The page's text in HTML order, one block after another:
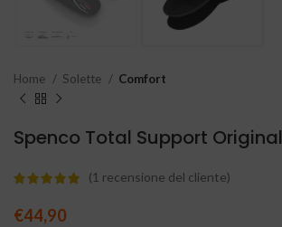
Home Solette Comfort
Spenco Total Support Original
(1 recensione del cliente)
€44,90